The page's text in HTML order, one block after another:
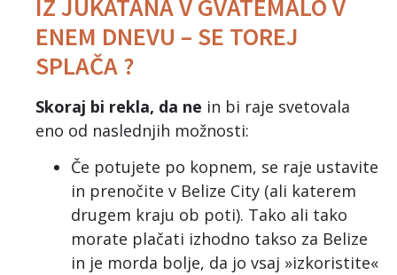
IZ JUKATANA V GVATEMALO V
ENEM DNEVU – SE TOREJ
SPLAČA ?
Skoraj bi rekla, da ne in bi raje svetovala
eno od naslednjih možnosti:
Če potujete po kopnem, se raje ustavite
in prenočite v Belize City (ali katerem
drugem kraju ob poti). Tako ali tako
morate plačati izhodno takso za Belize
in je morda bolje, da jo vsaj »izkoristite«